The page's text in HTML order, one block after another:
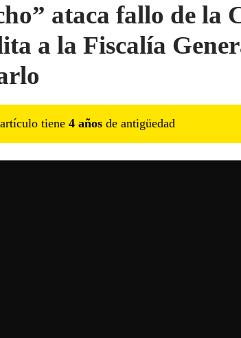
ataca fallo de la
a la Fiscalía
tiene 4 años de antigüedad